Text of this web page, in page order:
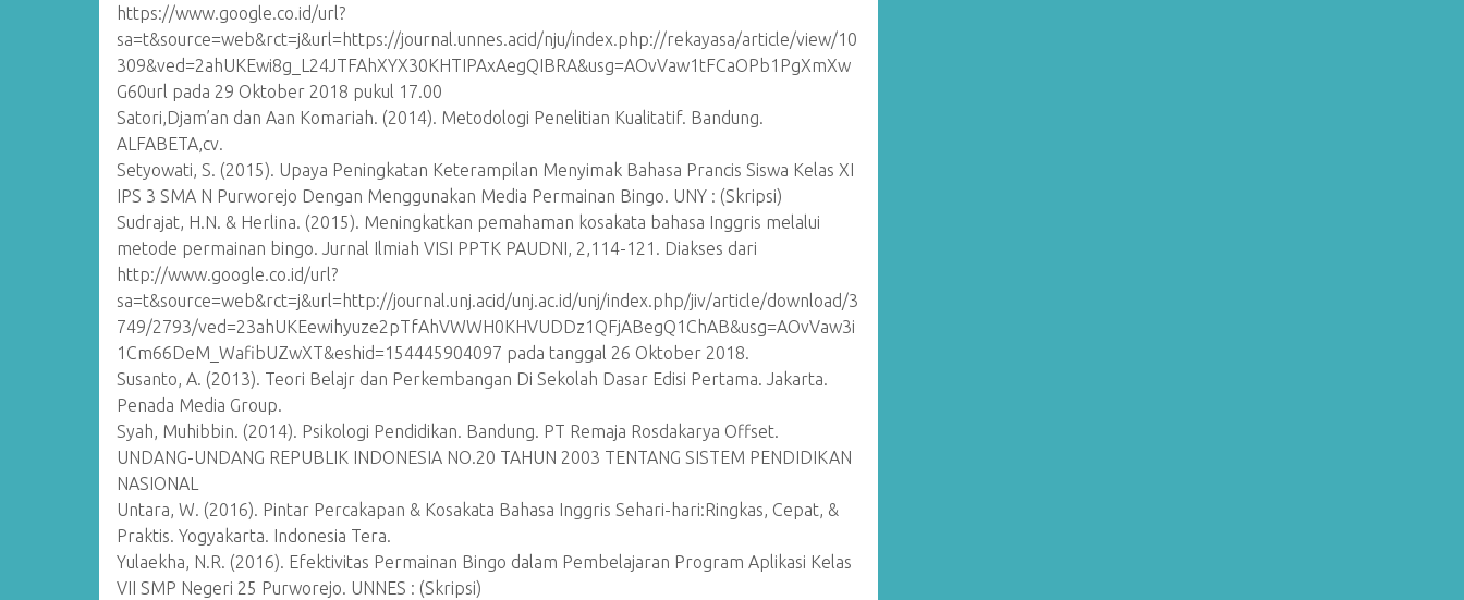
https://www.google.co.id/url?
sa=t&source=web&rct=j&url=https://journal.unnes.acid/nju/index.php://rekayasa/article/view/10
309&ved=2ahUKEwi8g_L24JTFAhXYX30KHTIPAxAegQIBRA&usg=AOvVaw1tFCaOPb1PgXmXw
G60url pada 29 Oktober 2018 pukul 17.00
Satori,Djam’an dan Aan Komariah. (2014). Metodologi Penelitian Kualitatif. Bandung.
ALFABETA,cv.
Setyowati, S. (2015). Upaya Peningkatan Keterampilan Menyimak Bahasa Prancis Siswa Kelas XI
IPS 3 SMA N Purworejo Dengan Menggunakan Media Permainan Bingo. UNY : (Skripsi)
Sudrajat, H.N. & Herlina. (2015). Meningkatkan pemahaman kosakata bahasa Inggris melalui
metode permainan bingo. Jurnal Ilmiah VISI PPTK PAUDNI, 2,114-121. Diakses dari
http://www.google.co.id/url?
sa=t&source=web&rct=j&url=http://journal.unj.acid/unj.ac.id/unj/index.php/jiv/article/download/3
749/2793/ved=23ahUKEewihyuze2pTfAhVWWH0KHVUDDz1QFjABegQ1ChAB&usg=AOvVaw3i
1Cm66DeM_WafibUZwXT&eshid=154445904097 pada tanggal 26 Oktober 2018.
Susanto, A. (2013). Teori Belajr dan Perkembangan Di Sekolah Dasar Edisi Pertama. Jakarta.
Penada Media Group.
Syah, Muhibbin. (2014). Psikologi Pendidikan. Bandung. PT Remaja Rosdakarya Offset.
UNDANG-UNDANG REPUBLIK INDONESIA NO.20 TAHUN 2003 TENTANG SISTEM PENDIDIKAN
NASIONAL
Untara, W. (2016). Pintar Percakapan & Kosakata Bahasa Inggris Sehari-hari:Ringkas, Cepat, &
Praktis. Yogyakarta. Indonesia Tera.
Yulaekha, N.R. (2016). Efektivitas Permainan Bingo dalam Pembelajaran Program Aplikasi Kelas
VII SMP Negeri 25 Purworejo. UNNES : (Skripsi)